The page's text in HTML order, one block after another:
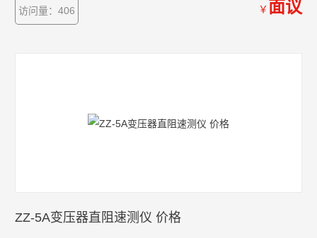
备了自动消弧功能。该直流电阻快速测试仪具有测速快、精度
访问量：406 ￥ 面议
ZZ-5A变压器直阻速测仪 价格